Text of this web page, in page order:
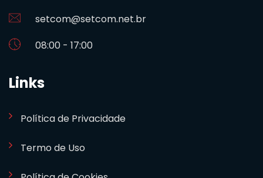
setcom@setcom.net.br
08:00 - 17:00
Links
Política de Privacidade
Termo de Uso